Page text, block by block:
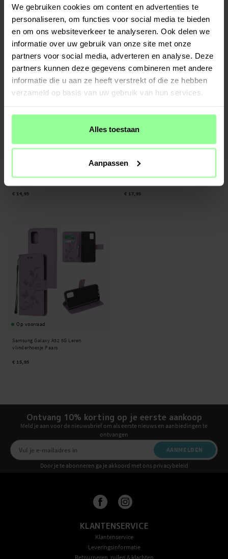
We gebruiken cookies om content en advertenties te
personaliseren, om functies voor social media te bieden
en om ons websiteverkeer te analyseren. Ook delen we
informatie over uw gebruik van onze site met onze
partners voor social media, adverteren en analyse. Deze
partners kunnen deze gegevens combineren met andere
informatie die u aan ze heeft verstrekt of die ze hebben
verzameld op basis van uw gebruik van hun services.
Alles toestaan
Aanpassen
Samsung Galaxy A32 5G
Smartphonehoesje Zwart
€ 14,95
Samsung Galaxy A32 5G
Screenprotector Gehard Glas 0.3mm
Case Zwart
€ 14,95
Galaxy A32 5G Black
€ 17,95
Op voorraad
Samsung Galaxy A32 5G Leren
vlinderhoesje Paars
€ 15,95
Ontvang 10% korting op je eerste aankoop
Meld je aan voor de nieuwsbrief om als eerste nieuws en aanbiedingen te
ontvangen
AANMELDEN
Door je te abonneren ga je akkoord met ons privacybeleid
KLANTENSERVICE
Klantenservice
Leveringsinformatie
Retourneren, ruilen & klachten